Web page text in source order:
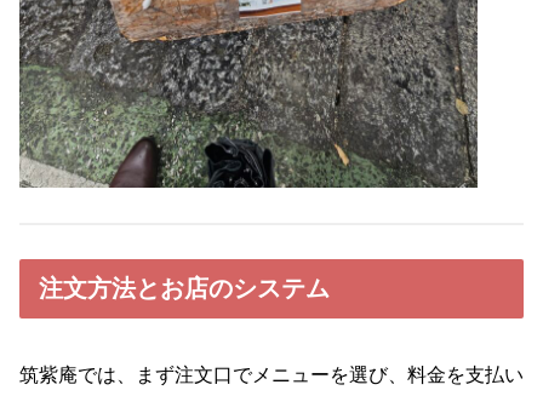
注文方法とお店のシステム
筑紫庵では、まず注文口でメニューを選び、料金を支払い